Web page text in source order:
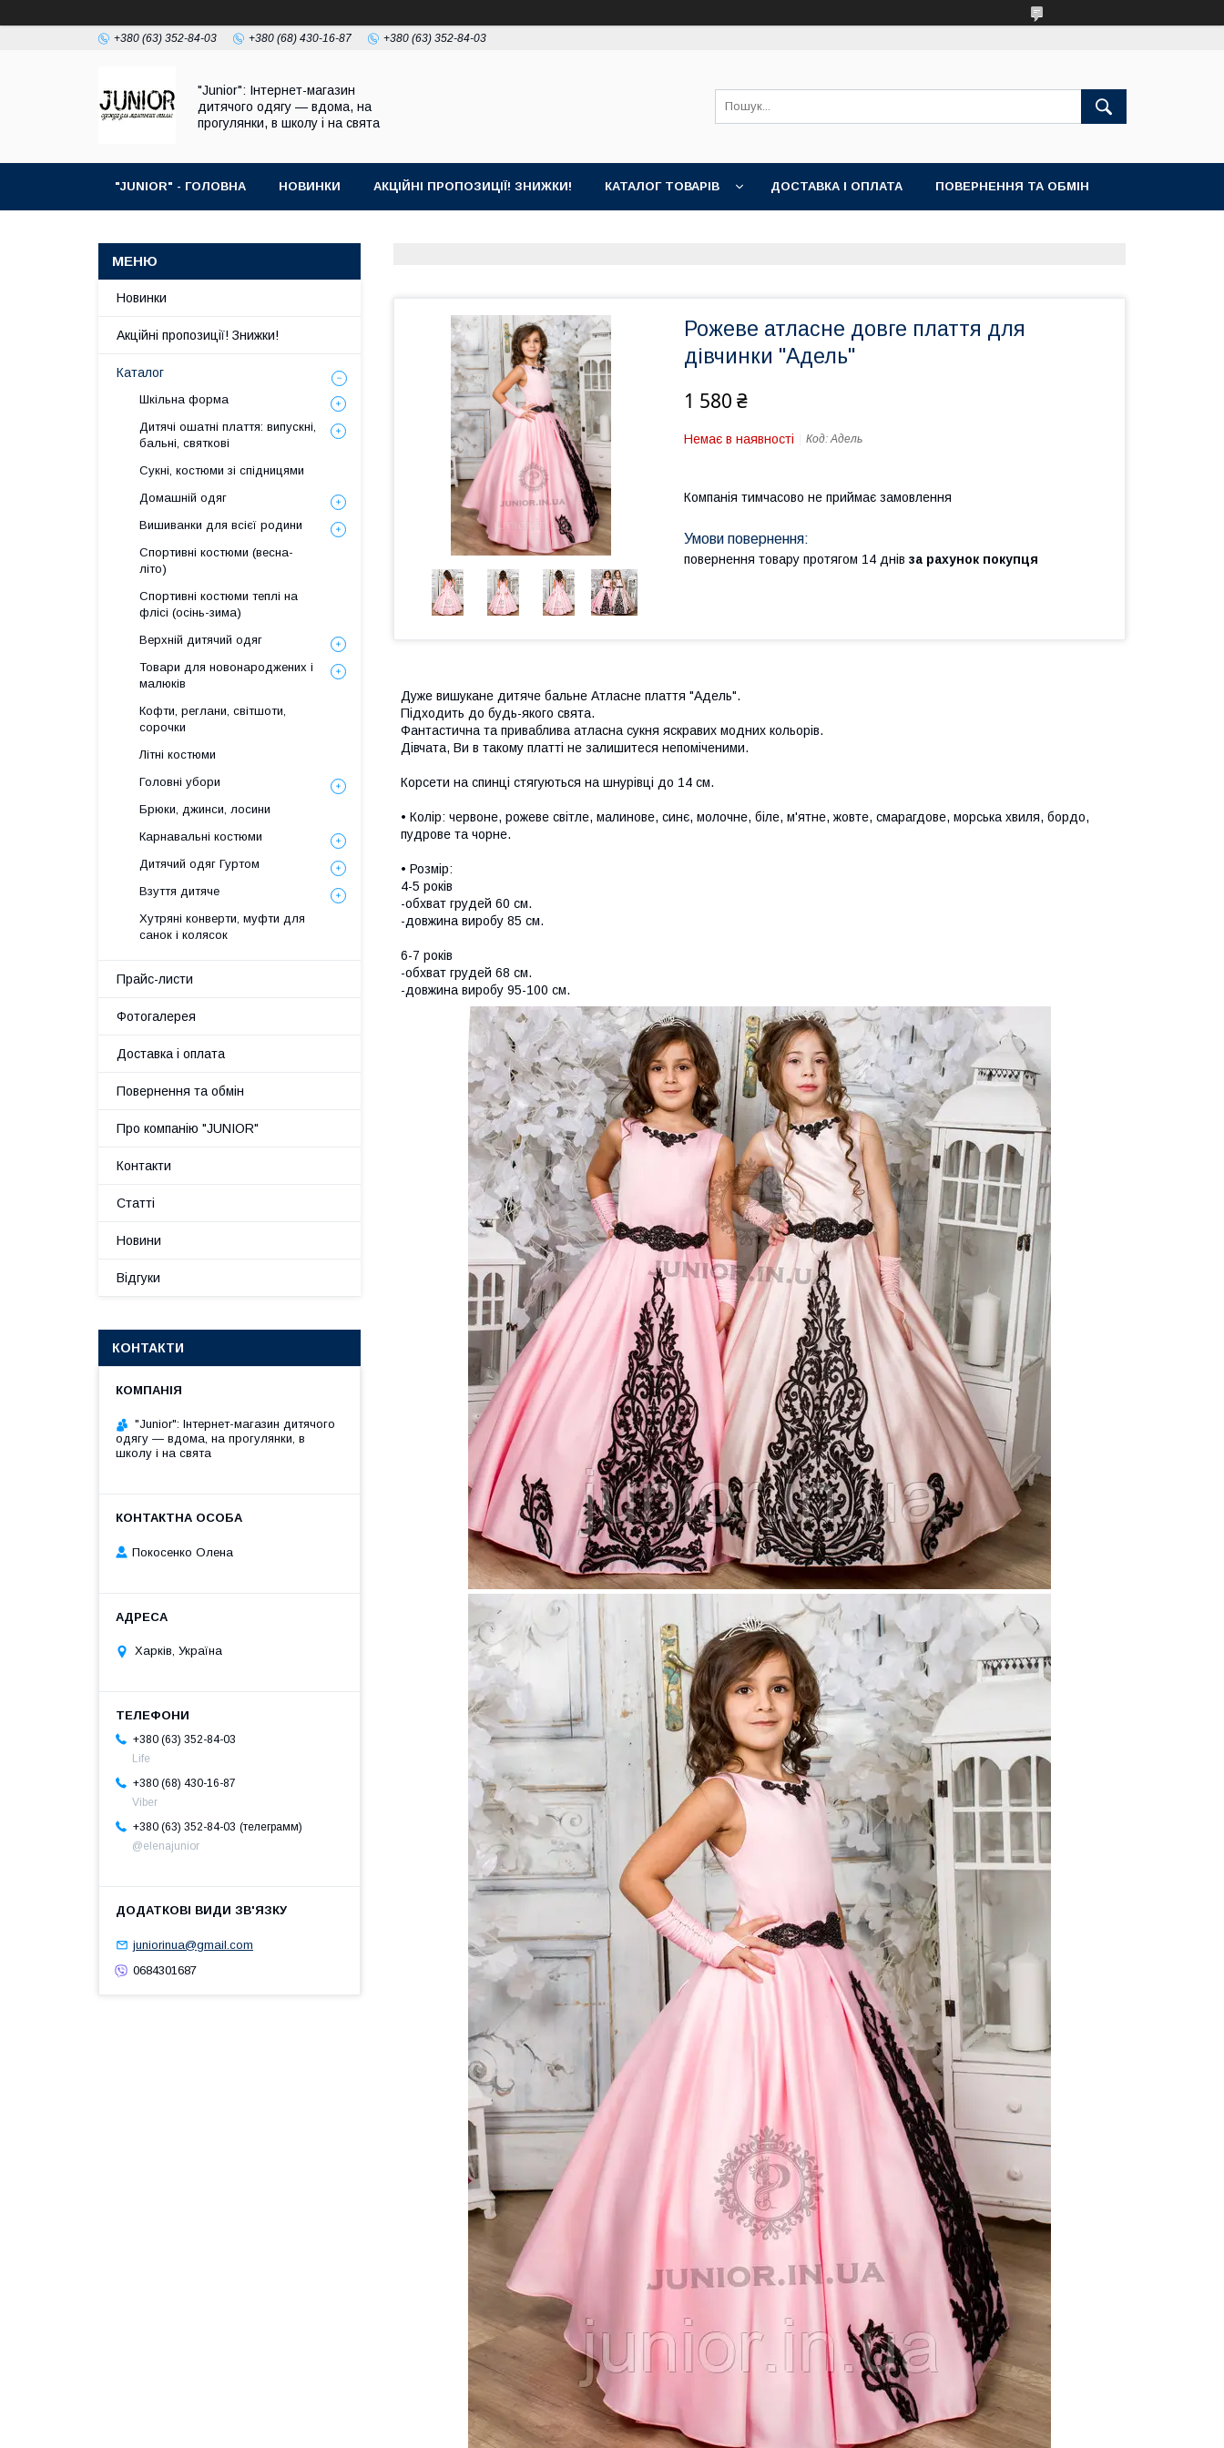
+380 (63) 352-84-03 +380 (68) 430-16-87 +380 (63) 352-84-03
"Junior": Інтернет-магазин
дитячого одягу — вдома, на
прогулянки, в школу і на свята
"JUNIOR" - ГОЛОВНА НОВИНКИ АКЦІЙНІ ПРОПОЗИЦІЇ! ЗНИЖКИ! КАТАЛОГ ТОВАРІВ ДОСТАВКА І ОПЛАТА ПОВЕРНЕННЯ ТА ОБМІН
Рожеве атласне довге плаття для
дівчинки "Адель"
1 580 ₴
Немає в наявності Код:Адель
Компанія тимчасово не приймає замовлення
повернення товару протягом 14 днів за рахунок покупця
Дуже вишукане дитяче бальне Атласне плаття "Адель".
Підходить до будь-якого свята.
Фантастична та приваблива атласна сукня яскравих модних кольорів.
Дівчата, Ви в такому платті не залишитеся непоміченими.
Корсети на спинці стягуються на шнурівці до 14 см.
• Колір: червоне, рожеве світле, малинове, синє, молочне, біле, м'ятне, жовте, смарагдове, морська хвиля, бордо,
пудрове та чорне.
• Розмір:
4-5 років
-обхват грудей 60 см.
-довжина виробу 85 см.
6-7 років
-обхват грудей 68 см.
-довжина виробу 95-100 см.
Новинки
Акційні пропозиції! Знижки!
Каталог
Шкільна форма
Дитячі ошатні плаття: випускні,
бальні, святкові
Сукні, костюми зі спідницями
Домашній одяг
Вишиванки для всієї родини
Спортивні костюми (весна-
літо)
Спортивні костюми теплі на
флiсi (осінь-зима)
Верхній дитячий одяг
Товари для новонароджених і
малюків
Кофти, реглани, світшоти,
сорочки
Літні костюми
Головні убори
Брюки, джинси, лосини
Карнавальні костюми
Дитячий одяг Гуртом
Взуття дитяче
Хутряні конверти, муфти для
санок і колясок
Прайс-листи
Фотогалерея
Доставка і оплата
Повернення та обмін
Про компанію "JUNIOR"
Контакти
Статті
Новини
Відгуки
КОНТАКТИ
"Junior": Інтернет-магазин дитячого
одягу — вдома, на прогулянки, в
школу і на свята
Покосенко Олена
Харків, Україна
+380 (63) 352-84-03
Life
+380 (68) 430-16-87
Viber
+380 (63) 352-84-03
телеграмм
@elenajunior
juniorinua@gmail.com
0684301687